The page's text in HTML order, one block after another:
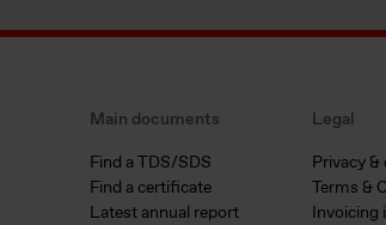
Main documents
Find a TDS/SDS
Find a certificate
Latest annual report
Legal
Privacy &
Terms &
Invoicing